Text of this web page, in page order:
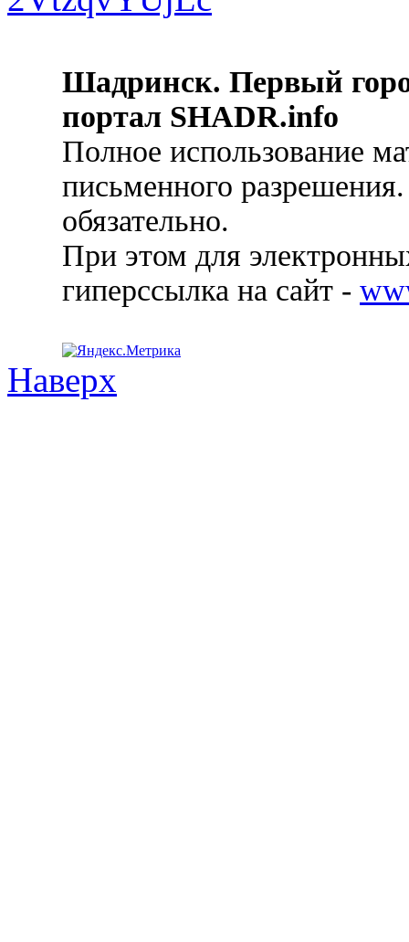
Шадринск. Первый
портал SHADR.info
Полное использование
письменного
обязательно.
При этом для
гиперссылка на сайт -
Наверх